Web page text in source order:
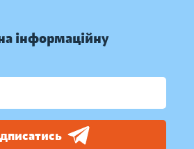
інформаційну